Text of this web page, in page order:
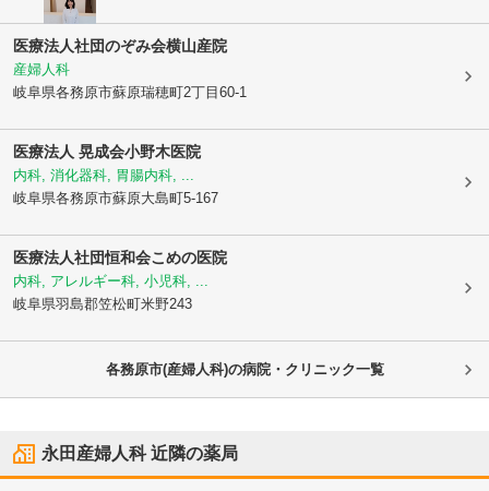
医療法人社団のぞみ会横山産院
産婦人科
岐阜県各務原市蘇原瑞穂町2丁目60-1
医療法人 晃成会小野木医院
内科, 消化器科, 胃腸内科, ...
岐阜県各務原市蘇原大島町5-167
医療法人社団恒和会こめの医院
内科, アレルギー科, 小児科, ...
岐阜県羽島郡笠松町米野243
各務原市(産婦人科)の病院・クリニック一覧
永田産婦人科近隣の薬局